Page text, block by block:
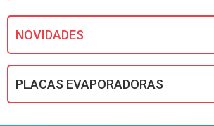
NOVIDADES
PLACAS EVAPORADORAS